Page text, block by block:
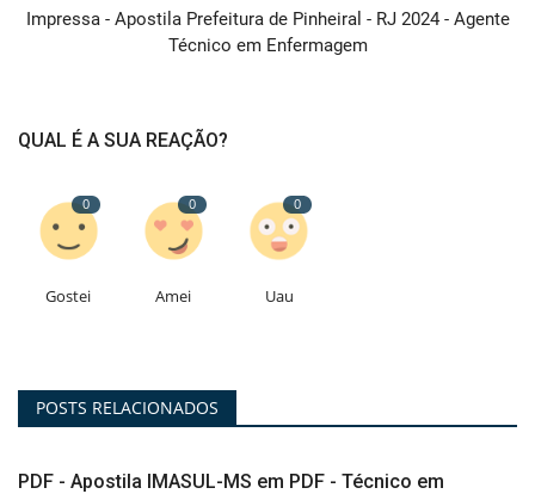
Impressa - Apostila Prefeitura de Pinheiral - RJ 2024 - Agente
Técnico em Enfermagem
QUAL É A SUA REAÇÃO?
0
Gostei
0
Amei
0
Uau
POSTS RELACIONADOS
PDF - Apostila IMASUL-MS em PDF - Técnico em